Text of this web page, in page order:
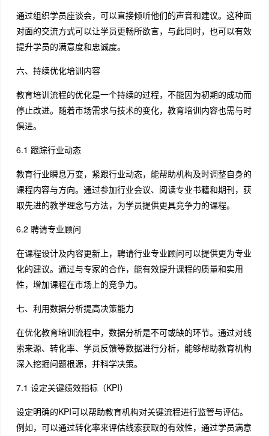
通过组织学员座谈会，可以直接倾听他们的声音和建议。这种面
对面的交流方式可以让学员更畅所欲言，与此同时，也可以有效
提升学员的满意度和忠诚度。
六、持续优化培训内容
教育培训流程的优化是一个持续的过程，不能因为初期的成功而
停止改进。随着市场需求与技术的变化，教育培训内容也需与时
俱进。
6.1 跟踪行业动态
教育行业瞬息万变，紧跟行业动态，能帮助机构及时调整自身的
课程内容与方向。通过参加行业会议、阅读专业书籍和期刊，获
取先进的教学理念与方法，为学员提供更具竞争力的课程。
6.2 聘请专业顾问
在课程设计及内容更新上，聘请行业专业顾问可以提供更为专业
化的建议。通过与专家的合作，能有效提升课程的质量和实用
性，增加课程在市场上的竞争力。
七、利用数据分析提高决策能力
在优化教育培训流程中，数据分析是不可或缺的环节。通过对线
索来源、转化率、学员反馈等数据进行分析，能够帮助教育机构
深入挖掘问题根源，并科学决策。
7.1 设定关键绩效指标（KPI）
设定明确的KPI可以帮助教育机构对关键流程进行监管与评估。
例如，可以通过转化率来评估线索获取的有效性，通过学员满意